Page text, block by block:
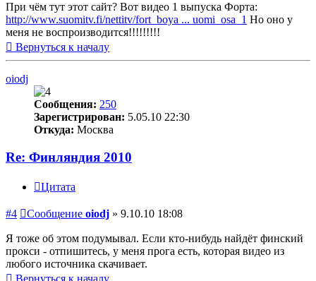
При чём тут этот сайт? Вот видео 1 выпуска Форта:
http://www.suomitv.fi/nettitv/fort_boya ... uomi_osa_1 Но оно у
меня не воспроизводится!!!!!!!!!
Вернуться к началу
oiodj
Сообщения: 250
Зарегистрирован: 5.05.10 22:30
Откуда: Москва
Re: Финляндия 2010
Цитата
#4 Сообщение oiodj » 9.10.10 18:08
Я тоже об этом подумывал. Если кто-нибудь найдёт финский
прокси - отпишитесь, у меня прога есть, которая видео из
любого источника скачивает.
Вернуться к началу